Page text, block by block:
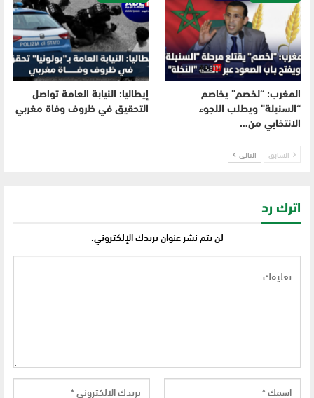
المغرب: “لخصم” يخاصم
“السنبلة” ويطلب اللجوء
الانتخابي من…
إيطاليا: النيابة العامة تواصل
التحقيق في ظروف وفاة مغربي
السابق التالي
اترك رد
لن يتم نشر عنوان بريدك الإلكتروني.